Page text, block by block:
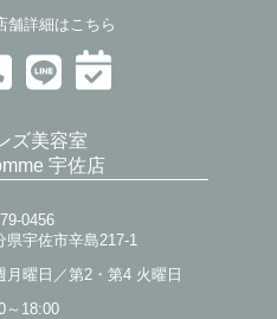
舗詳細はこちら
ズ美容室
宇佐店
0456
県宇佐市辛島217-1
月曜日／第2・第4 火曜日
～18:00